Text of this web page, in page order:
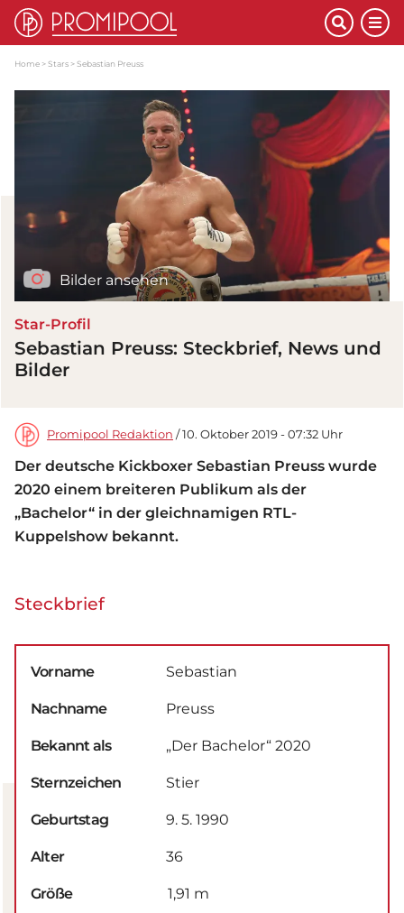
Home Stars Sebastian Preuss
Bilder ansehen
Star-Profil
Sebastian Preuss: Steckbrief, News und
Bilder
Promipool Redaktion / 10. Oktober 2019 - 07:32 Uhr
Der deutsche Kickboxer Sebastian Preuss wurde
2020 einem breiteren Publikum als der
„Bachelor“ in der gleichnamigen RTL-
Kuppelshow bekannt.
Steckbrief
Vorname Sebastian
Nachname Preuss
Bekannt als „Der Bachelor“ 2020
Sternzeichen Stier
Geburtstag 9. 5. 1990
Alter 36
Größe 1,91 m